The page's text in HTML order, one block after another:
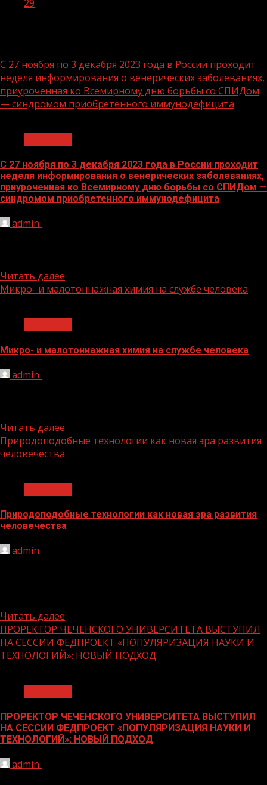
29
С 27 ноября по 3 декабря 2023 года в России проходит
неделя информирования о венерических заболеваниях,
приуроченная ко Всемирному дню борьбы со СПИДом
— синдромом приобретенного иммунодефицита
С 27 ноября по 3 декабря 2023 года в России проходит
неделя информирования о венерических заболеваниях,
приуроченная ко Всемирному дню борьбы со СПИДом —
синдромом приобретенного иммунодефицита
admin
Читать далее
Микро- и малотоннажная химия на службе человека
Микро- и малотоннажная химия на службе человека
admin
Читать далее
Природоподобные технологии как новая эра развития
человечества
Природоподобные технологии как новая эра развития
человечества
admin
Читать далее
ПРОРЕКТОР ЧЕЧЕНСКОГО УНИВЕРСИТЕТА ВЫСТУПИЛ
НА СЕССИИ ФЕДПРОЕКТ «ПОПУЛЯРИЗАЦИЯ НАУКИ И
ТЕХНОЛОГИЙ»: НОВЫЙ ПОДХОД
ПРОРЕКТОР ЧЕЧЕНСКОГО УНИВЕРСИТЕТА ВЫСТУПИЛ
НА СЕССИИ ФЕДПРОЕКТ «ПОПУЛЯРИЗАЦИЯ НАУКИ И
ТЕХНОЛОГИЙ»: НОВЫЙ ПОДХОД
admin